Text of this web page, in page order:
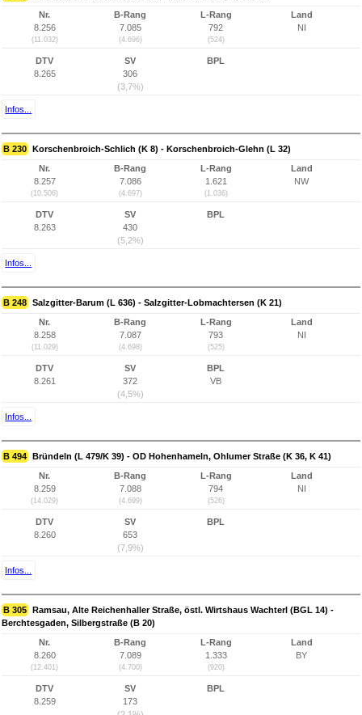
Nr.
8.256
(11.032)
B-Rang
7.085
(4.696)
L-Rang
792
(524)
Land
NI
DTV
8.265
SV
306
(3,7%)
BPL
Infos...
B 230 Korschenbroich-Schlich (K 8) - Korschenbroich-Glehn (L 32)
Nr.
8.257
(10.506)
B-Rang
7.086
(4.697)
L-Rang
1.621
(1.036)
Land
NW
DTV
8.263
SV
430
(5,2%)
BPL
Infos...
B 248 Salzgitter-Barum (L 636) - Salzgitter-Lobmachtersen (K 21)
Nr.
8.258
(11.029)
B-Rang
7.087
(4.698)
L-Rang
793
(525)
Land
NI
DTV
8.261
SV
372
(4,5%)
BPL
VB
Infos...
B 494 Bründeln (L 479/K 39) - OD Hohenhameln, Ohlumer Straße (K 36, K 41)
Nr.
8.259
(14.029)
B-Rang
7.088
(4.699)
L-Rang
794
(526)
Land
NI
DTV
8.260
SV
653
(7,9%)
BPL
Infos...
B 305 Ramsau, Alte Reichenhaller Straße, östl. Wirtshaus Wachterl (BGL 14) -
Berchtesgaden, Silbergstraße (B 20)
Nr.
8.260
(12.401)
B-Rang
7.089
(4.700)
L-Rang
1.333
(920)
Land
BY
DTV
8.259
SV
173
BPL